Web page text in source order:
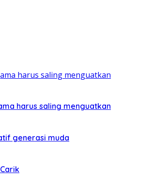
harus saling menguatkan
generasi muda